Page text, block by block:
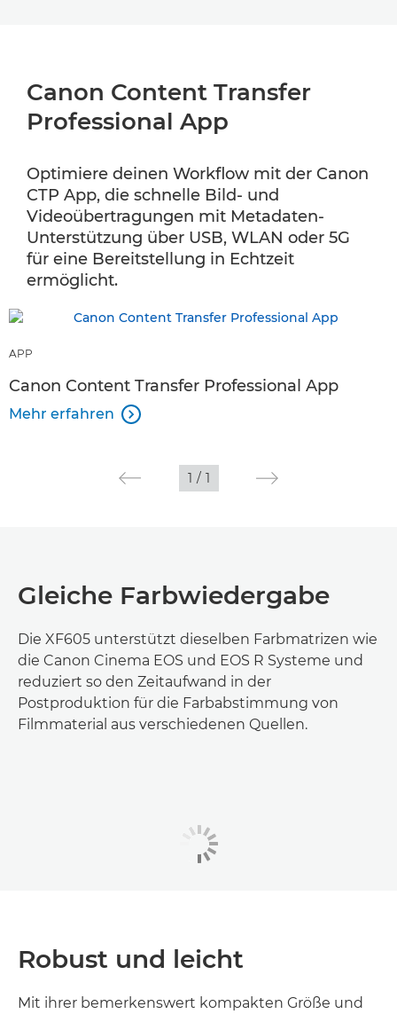
Canon Content Transfer
Professional App
Optimiere deinen Workflow mit der Canon
CTP App, die schnelle Bild- und
Videoübertragungen mit Metadaten-
Unterstützung über USB, WLAN oder 5G
für eine Bereitstellung in Echtzeit
ermöglicht.
APP
Canon Content Transfer Professional App
Mehr erfahren 
1 / 1
Gleiche Farbwiedergabe
Die XF605 unterstützt dieselben Farbmatrizen wie
die Canon Cinema EOS und EOS R Systeme und
reduziert so den Zeitaufwand in der
Postproduktion für die Farbabstimmung von
Filmmaterial aus verschiedenen Quellen.
Robust und leicht
Mit ihrer bemerkenswert kompakten Größe und